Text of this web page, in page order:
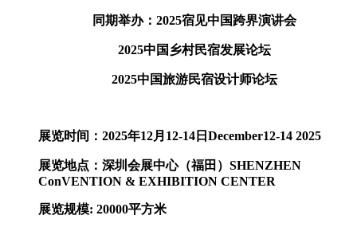
同期举办：2025宿见中国跨界演讲会
2025中国乡村民宿发展论坛
2025中国旅游民宿设计师论坛
展览时间：2025年12月12-14日December12-14 2025
展览地点： 深圳会展中心（福田） SHENZHEN
ConVENTION & EXHIBITION CENTER
展览规模: 20000平方米